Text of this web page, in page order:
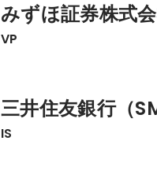
みずほ証券株式
VP
三井住友銀行（
IS